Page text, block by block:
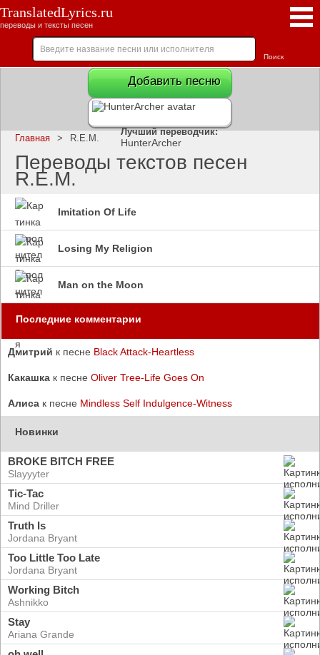
TranslatedLyrics.ru
переводы и тексты песен
Добавить песню
Лучший переводчик:
HunterArcher
Главная > R.E.M.
Переводы текстов песен
R.E.M.
Imitation Of Life
Losing My Religion
Man on the Moon
Последние комментарии
Дмитрий к песне Black Attack-Heartless
Какашка к песне Oliver Tree-Life Goes On
Алиса к песне Mindless Self Indulgence-Witness
Новинки
BROKE BITCH FREE
Slayyyter
Tic-Tac
Mind Driller
Truth Is
Jordana Bryant
Too Little Too Late
Jordana Bryant
Working Bitch
Ashnikko
Stay
Ariana Grande